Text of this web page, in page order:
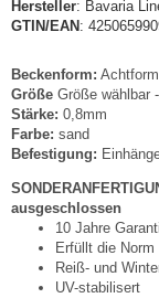
Hersteller: Bavaria
GTIN/EAN :
Beckenform:
Größe Größe wählbar
Stärke: 0,8mm
Farbe: sand
Befestigung:
ausgeschlossen
10 Jahre
Erfüllt die
Reiß- und
UV-stabilisert